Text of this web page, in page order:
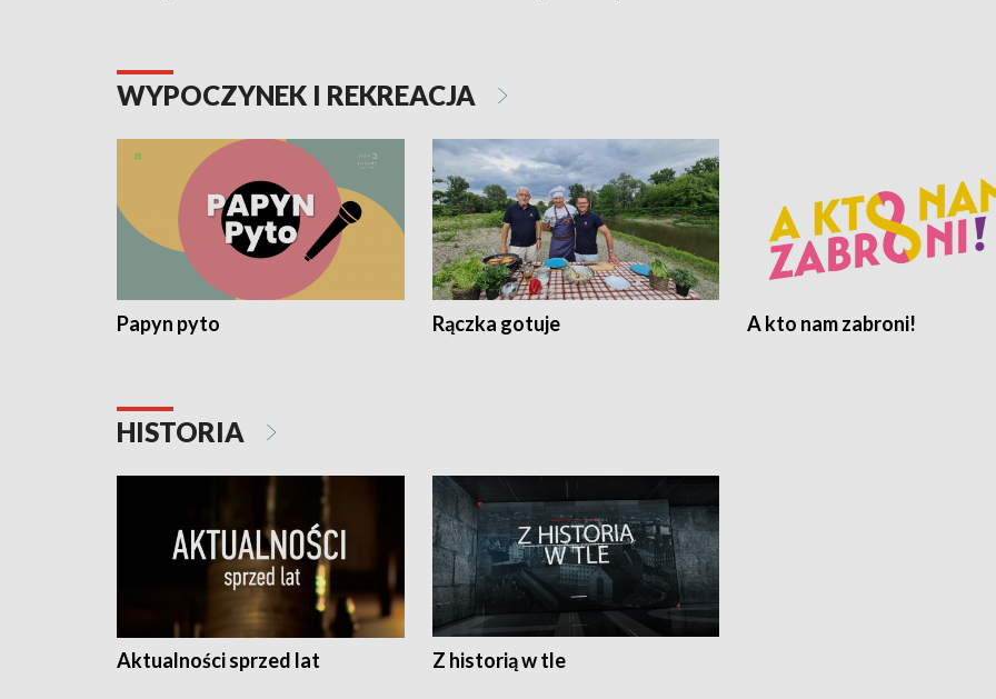
WYPOCZYNEK I REKREACJA
Papyn pyto Rączka gotuje A kto nam zabroni!
HISTORIA
Aktualności sprzed lat Z historią w tle